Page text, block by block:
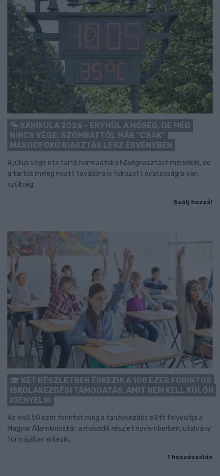
KÁNIKULA 2026 - ENYHÜL A HŐSÉG, DE MÉG
NINCS VÉGE: SZOMBATTÓL MÁR “CSAK”
MÁSODFOKÚ RIASZTÁS LESZ ÉRVÉNYBEN
A július vége óta tartó harmadfokú hőségriasztást mérséklik, de
a tartós meleg miatt továbbra is fokozott óvatosságra van
szükség.
Szólj hozzá!
KÉT RÉSZLETBEN ÉRKEZIK A 100 EZER FORINTOS
ISKOLAKEZDÉSI TÁMOGATÁS, AMIT NEM KELL KÜLÖN
IGÉNYELNI
Az első 50 ezer forintot még a tanévkezdés előtt folyósítja a
Magyar Államkincstár, a második részlet novemberben, utalvány
formájában érkezik.
1 hozzászólás